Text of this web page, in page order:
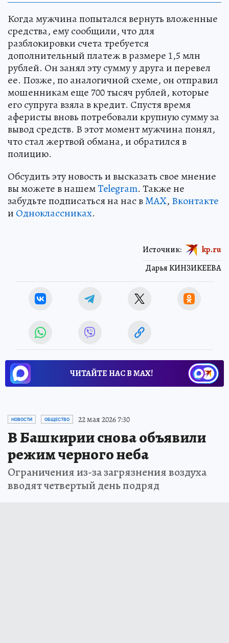
Когда мужчина попытался вернуть вложенные
средства, ему сообщили, что для
разблокировки счета требуется
дополнительный платеж в размере 1,5 млн
рублей. Он занял эту сумму у друга и перевел
ее. Позже, по аналогичной схеме, он отправил
мошенникам еще 700 тысяч рублей, которые
его супруга взяла в кредит. Спустя время
аферисты вновь потребовали крупную сумму за
вывод средств. В этот момент мужчина понял,
что стал жертвой обмана, и обратился в
полицию.
Обсудить эту новость и высказать свое мнение
вы можете в нашемTelegram. Также не
забудьте подписаться на нас вMAX, Вконтакте
и Одноклассниках.
Дарья КИНЗИКЕЕВА
Источник: kp.ru
ЧИТАЙТЕ НАС В МАХ!
НОВОСТИ ОБЩЕСТВО 22 мая 2026 7:30
В Башкирии снова объявили
режим черного неба
Ограничения из-за загрязнения воздуха
вводят четвертый день подряд